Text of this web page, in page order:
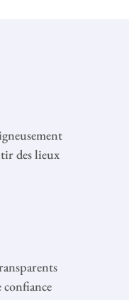
des lieux